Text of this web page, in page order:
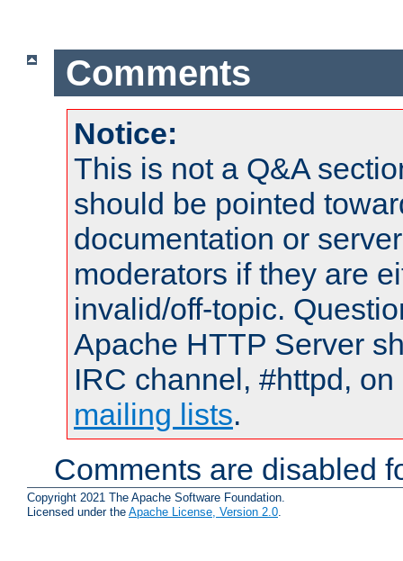
Comments
Notice:
This is not a Q&A
should be pointed
documentation or
moderators if they are
invalid/off-topic.
Apache HTTP Server
IRC channel, #httpd,
mailing lists.
Comments are disabled
Copyright 2021 The Apache Software Foundation.
Licensed under the Apache License, Version 2.0